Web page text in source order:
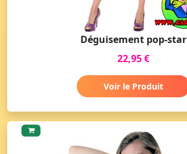
Déguisement pop-star
22,95 €
Voir le Produit